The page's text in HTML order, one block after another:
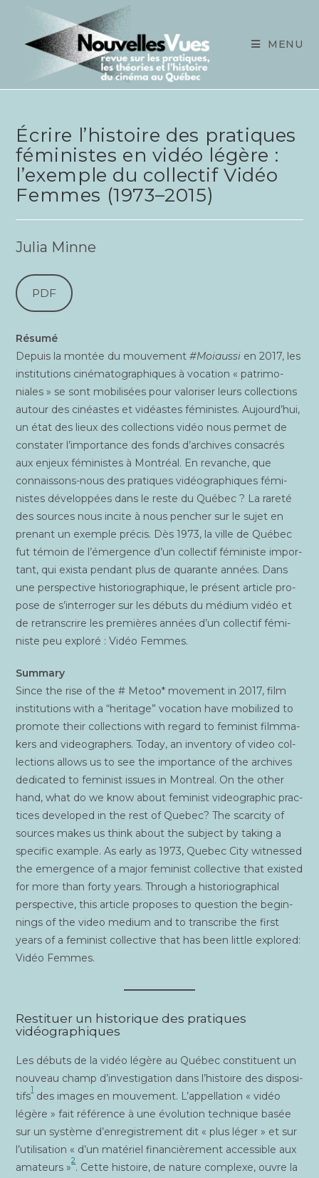
content
MENU
Écrire l’histoire des pratiques
féministes en vidéo légère :
l’exemple du collectif Vidéo
Femmes (1973–2015)
Julia Minne
PDF
Résu­mé
Depuis la mon­tée du mou­ve­ment#Moiaus­si en 2017, les
ins­ti­tu­tions ciné­ma­to­gra­phiques à voca­tion « patri­mo­
niales » se sont mobi­li­sées pour valo­ri­ser leurs col­lec­tions
autour des cinéastes et vidéastes fémi­nistes. Aujourd’hui,
un état des lieux des col­lec­tions vidéo nous per­met de
consta­ter l’importance des fonds d’archives consa­crés
aux enjeux fémi­nistes à Mont­réal. En revanche, que
connais­sons-nous des pra­tiques vidéo­gra­phiques fémi­
nistes déve­lop­pées dans le reste du Qué­bec ? La rare­té
des sources nous incite à nous pen­cher sur le sujet en
pre­nant un exemple pré­cis. Dès 1973, la ville de Qué­bec
fut témoin de l’émergence d’un col­lec­tif fémi­niste impor­
tant, qui exis­ta pen­dant plus de qua­rante années. Dans
une pers­pec­tive his­to­rio­gra­phique, le pré­sent article pro­
pose de s’interroger sur les débuts du médium vidéo et
de retrans­crire les pre­mières années d’un col­lec­tif fémi­
niste peu explo­ré : Vidéo Femmes.
Sum­ma­ry
Since the rise of the # Metoo* move­ment in 2017, film
ins­ti­tu­tions with a “heri­tage” voca­tion have mobi­li­zed to
pro­mote their col­lec­tions with regard to femi­nist film­ma­
kers and video­gra­phers. Today, an inven­to­ry of video col­
lec­tions allows us to see the impor­tance of the archives
dedi­ca­ted to femi­nist issues in Mon­treal. On the other
hand, what do we know about femi­nist video­gra­phic prac­
tices deve­lo­ped in the rest of Que­bec? The scar­ci­ty of
sources makes us think about the sub­ject by taking a
spe­ci­fic example. As ear­ly as 1973, Que­bec City wit­nes­sed
the emer­gence of a major femi­nist col­lec­tive that exis­ted
for more than for­ty years. Through a his­to­rio­gra­phi­cal
pers­pec­tive, this article pro­poses to ques­tion the begin­
nings of the video medium and to trans­cribe the first
years of a femi­nist col­lec­tive that has been lit­tle explo­red:
Vidéo Femmes.
Restituer un historique des pratiques
vidéographiques
Les débuts de la vidéo légère au Qué­bec consti­tuent un
nou­veau champ d’investigation dans l’histoire des dis­po­si­
tifs
1
des images en mou­ve­ment. L’appellation « vidéo
légère » fait réfé­rence à une évo­lu­tion tech­nique basée
sur un sys­tème d’enregistrement dit « plus léger » et sur
l’utilisation « d’un maté­riel finan­ciè­re­ment acces­sible aux
ama­teurs »
2
. Cette his­toire, de nature com­plexe, ouvre la